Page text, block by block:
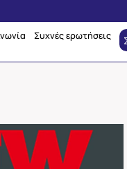
Συχνές ερωτήσεις